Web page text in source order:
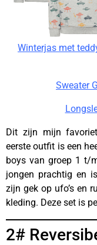
Winterjas met
Sweater
Dit zijn mijn
eerste outfit is een
boys van groep 1 t/
jongen prachtig en
zijn gek op ufo’s en
kleding. Deze set is
2#